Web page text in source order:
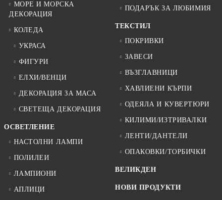
МОРЕ И МОРСКА
ДЕКОРАЦИЯ
КОЛЕДА
УКРАСА
ФИГУРИ
ЕЛХИ/ВЕНЦИ
ДЕКОРАЦИЯ ЗА МАСА
СВЕТЕЩА ДЕКОРАЦИЯ
ОСВЕТЛЕНИЕ
НАСТОЛНИ ЛАМПИ
ПОЛИЛЕИ
ЛАМПИОНИ
АПЛИЦИ
ПОДАРЪК ЗА ЛЮБИМИЯ
ТЕКСТИЛ
ПОКРИВКИ
ЗАВЕСИ
ВЪЗГЛАВНИЦИ
ХАВЛИЕНИ КЪРПИ
ОДЕЯЛА И КУВЕРТЮРИ
КИЛИМИ/ИЗТРИВАЛКИ
ЛЕНТИ/ДАНТЕЛИ
ОПАКОВКИ/ТОРБИЧКИ
ВЕЛИКДЕН
НОВИ ПРОДУКТИ